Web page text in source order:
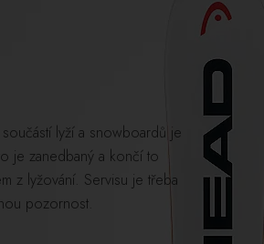
lyží a snowboardů je
je zanedbaný a končí to
z lyžování. Servisu je třeba
pozornost.